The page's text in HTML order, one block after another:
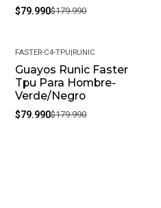
$79.990$179.990
-56%
FASTER-C4-TPU|RUNIC
Guayos Runic Faster
Tpu Para Hombre-
Verde/Negro
$79.990$179.990